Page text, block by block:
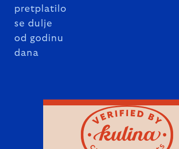
pretplatilo
se dulje
od godinu
dana